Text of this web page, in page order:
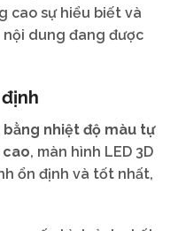
cao sự hiểu biết và
dung đang được
bằng nhiệt độ màu tự
cao, màn hình LED 3D
ổn định và tốt nhất,